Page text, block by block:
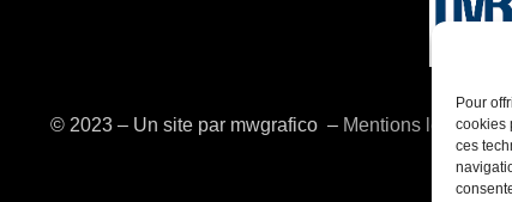
Pour
cookies
ces
© 2023 – Un site par mwgrafico ​ – Mentions légales